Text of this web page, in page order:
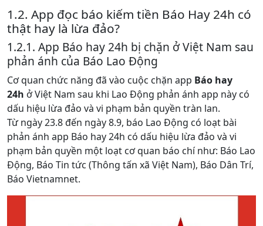
1.2. App đọc báo kiếm tiền Báo Hay 24h có
thật hay là lừa đảo?
1.2.1. App Báo hay 24h bị chặn ở Việt Nam sau
phản ánh của Báo Lao Động
Cơ quan chức năng đã vào cuộc chặn app Báo hay
24h ở Việt Nam sau khi Lao Động phản ánh app này có
dấu hiệu lừa đảo và vi phạm bản quyền tràn lan.
Từ ngày 23.8 đến ngày 8.9, báo Lao Động có loạt bài
phản ánh app Báo hay 24h có dấu hiệu lừa đảo và vi
phạm bản quyền một loạt cơ quan báo chí như: Báo Lao
Động, Báo Tin tức (Thông tấn xã Việt Nam), Báo Dân Trí,
Báo Vietnamnet.